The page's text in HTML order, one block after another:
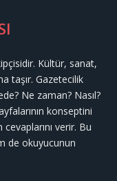
Kültür, sanat,
taşır. Gazetecilik
Ne zaman? Nasıl?
konseptini
verir. Bu
de okuyucunun